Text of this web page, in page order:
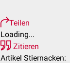
Teilen
Loading...
Zitieren
Artikel Stiernacken: